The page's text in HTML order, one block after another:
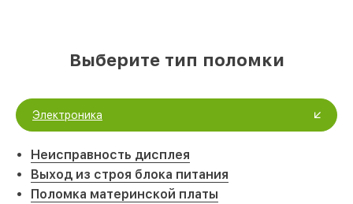
Выберите тип поломки
Электроника
Неисправность дисплея
Выход из строя блока питания
Поломка материнской платы